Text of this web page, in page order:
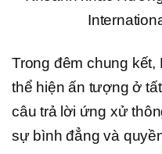
Trong đêm chung
thể hiện ấn tượng ở
câu trả lời ứng xử
sự bình đẳng và